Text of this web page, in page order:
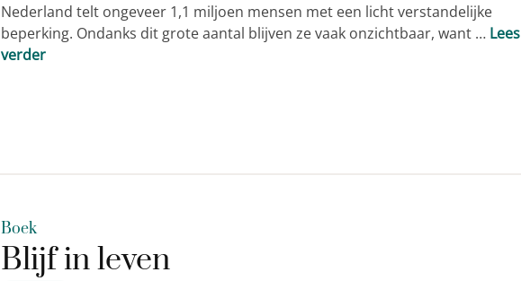
Nederland telt ongeveer 1,1 miljoen mensen met een licht verstandelijke
beperking. Ondanks dit grote aantal blijven ze vaak onzichtbaar, want … Lees
verder
Boek
Blijf in leven